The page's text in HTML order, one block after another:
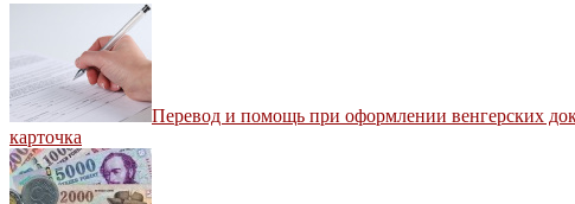
Перевод и помощь при оформлении венгерских
карточка